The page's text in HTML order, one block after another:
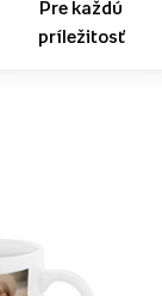
Pre každú
príležitosť